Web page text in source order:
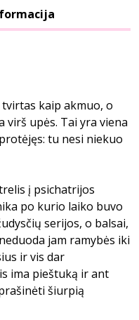
kaip akmuo, o
virš upės. Tai yra viena
tu nesi niekuo
į psichatrijos
po kurio laiko buvo
serijos, o balsai,
jam ramybės iki
ir vis dar
ima pieštuką ir ant
šiurpią